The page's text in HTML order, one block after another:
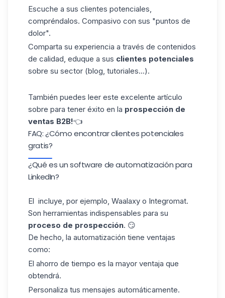
Escuche a sus clientes potenciales,
compréndalos. Compasivo con sus "puntos de
dolor".
Comparta su experiencia a través de contenidos
de calidad, eduque a sus clientes potenciales
sobre su sector (blog, tutoriales...).
También puedes leer este excelente artículo
sobre para tener éxito en la prospección de
ventas B2B!👈
FAQ: ¿Cómo encontrar clientes potenciales
gratis?
¿Qué es un software de automatización para
LinkedIn?
El incluye, por ejemplo, Waalaxy o Integromat.
Son herramientas indispensables para su
proceso de prospección. 😏
De hecho, la automatización tiene ventajas
como:
El ahorro de tiempo es la mayor ventaja que
obtendrá.
Personaliza tus mensajes automáticamente.